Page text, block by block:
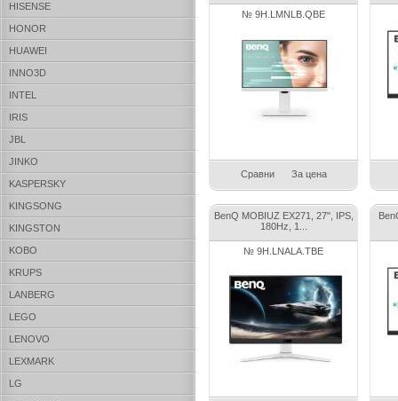
HISENSE
HONOR
HUAWEI
INNO3D
INTEL
IRIS
JBL
JINKO
KASPERSKY
KINGSONG
KINGSTON
KOBO
KRUPS
LANBERG
LEGO
LENOVO
LEXMARK
LG
№ 9H.LMNLB.QBE
Сравни За цена
BenQ MOBIUZ EX271, 27", IPS,
180Hz, 1...
№ 9H.LNALA.TBE